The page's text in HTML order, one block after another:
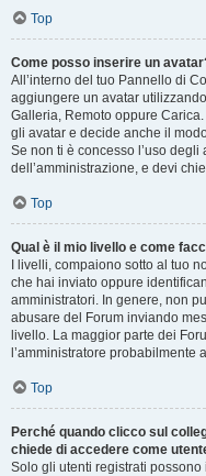
Top
Come posso inserire un
All’interno del tuo Pannello di
aggiungere un avatar
Galleria, Remoto oppure
gli avatar e decide anche il
Se non ti è concesso l’uso
dell’amministrazione, e devi
Top
Qual è il mio livello e come
I livelli, compaiono sotto al tuo
che hai inviato oppure
amministratori. In genere, non
abusare del Forum inviando
livello. La maggior parte dei
l’amministratore
Top
Perché quando clicco sul
chiede di accedere come
Solo gli utenti registrati